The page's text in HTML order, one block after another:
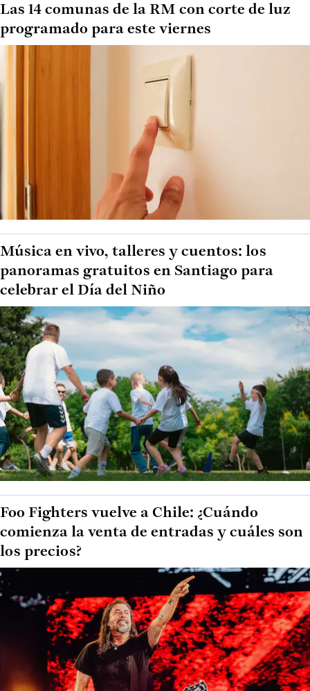
Las 14 comunas de la RM con corte de luz
programado para este viernes
Música en vivo, talleres y cuentos: los
panoramas gratuitos en Santiago para
celebrar el Día del Niño
Foo Fighters vuelve a Chile: ¿Cuándo
comienza la venta de entradas y cuáles son
los precios?